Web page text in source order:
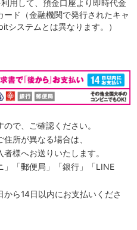
用して、預金口座より即時代金
ド（金融機関で発行されたキャ
システムとは異なります。）
で、ご確認ください。
所が異なる場合は、
様へお送りいたします。
「郵便局」「銀行」「LINE
ら14日以内にお支払いくださ